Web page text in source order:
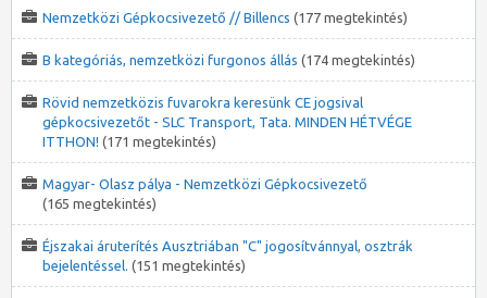
Nemzetközi Gépkocsivezető // Billencs (177 megtekintés)
B kategóriás, nemzetközi furgonos állás (174 megtekintés)
Rövid nemzetközis fuvarokra keresünk CE jogsival
gépkocsivezetőt - SLC Transport, Tata. MINDEN HÉTVÉGE
ITTHON! (171 megtekintés)
Magyar- Olasz pálya - Nemzetközi Gépkocsivezető
(165 megtekintés)
Éjszakai áruterítés Ausztriában "C" jogosítvánnyal, osztrák
bejelentéssel. (151 megtekintés)